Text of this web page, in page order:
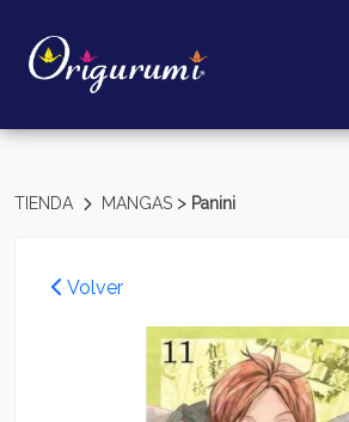
TIENDA MANGAS > Panini
Volver